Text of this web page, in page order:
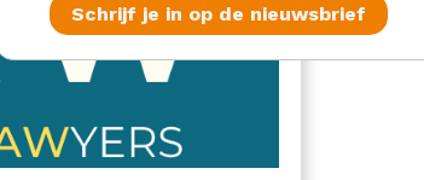
Schrijf je in op de nieuwsbrief